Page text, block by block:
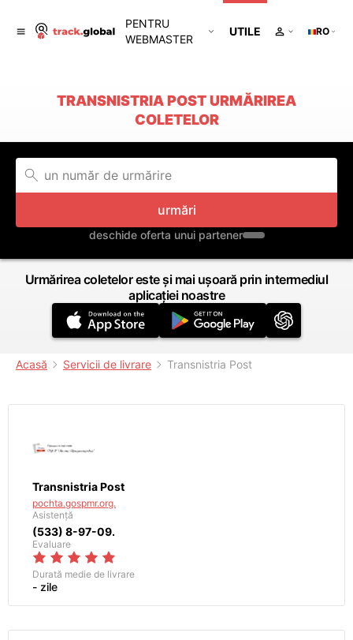
PENTRU
WEBMASTER
UTILE RO
TRANSNISTRIA POST URMĂRIREA
COLETELOR
urmări
deschide oferta unui partener
Urmărirea coletelor este și mai ușoară prin intermediul
aplicației noastre
Acasă Servicii de livrare Transnistria Post
Transnistria Post
pochta.gospmr.org.
Asistență
(533) 8-97-09.
Evaluare
Durată medie de livrare
- zile